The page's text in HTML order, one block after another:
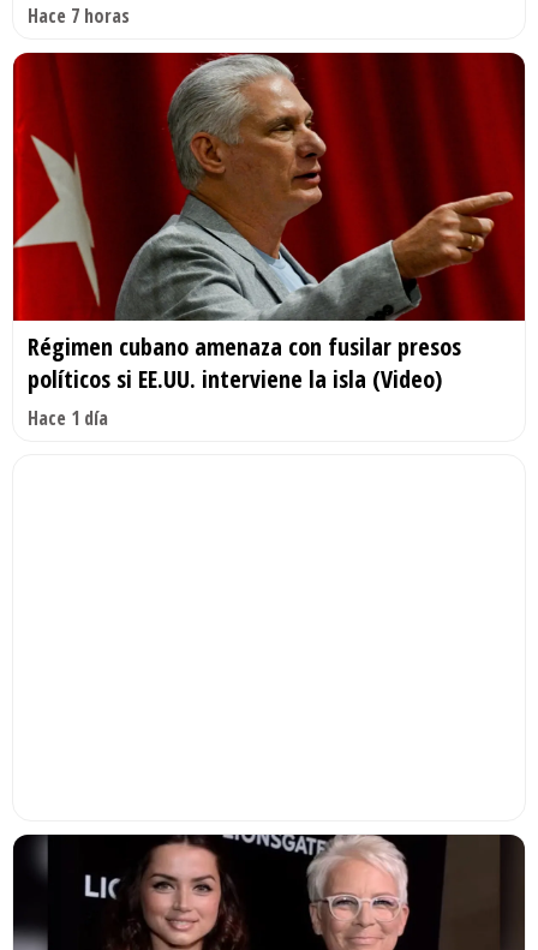
Hace 7 horas
Régimen cubano amenaza con fusilar presos
políticos si EE.UU. interviene la isla (Video)
Hace 1 día